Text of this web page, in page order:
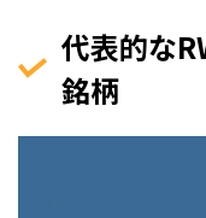
代表的な
銘柄